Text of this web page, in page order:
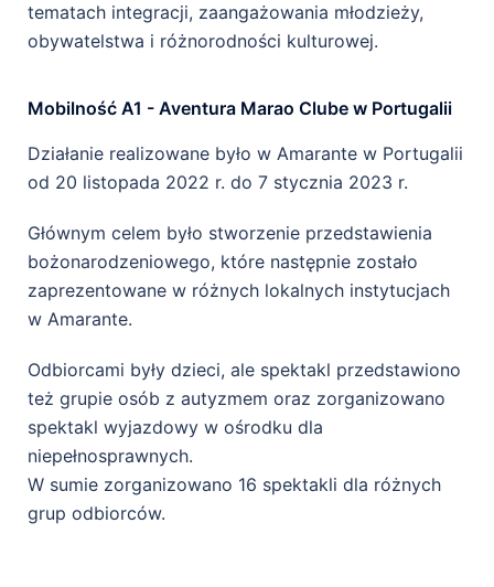
tematach integracji, zaangażowania młodzieży,
obywatelstwa i różnorodności kulturowej.
Mobilność A1 - Aventura Marao Clube w Portugalii
Działanie realizowane było w Amarante w Portugalii
od 20 listopada 2022 r. do 7 stycznia 2023 r.
Głównym celem było stworzenie przedstawienia
bożonarodzeniowego, które następnie zostało
zaprezentowane w różnych lokalnych instytucjach
w Amarante.
Odbiorcami były dzieci, ale spektakl przedstawiono
też grupie osób z autyzmem oraz zorganizowano
spektakl wyjazdowy w ośrodku dla
niepełnosprawnych.
W sumie zorganizowano 16 spektakli dla różnych
grup odbiorców.